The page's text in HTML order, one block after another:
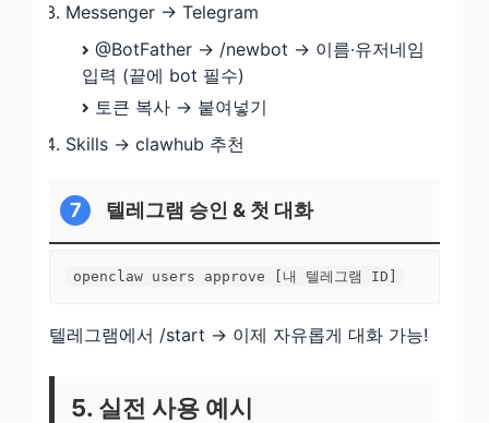
Messenger → Telegram
@BotFather → /newbot → 이름·유저네임
입력 (끝에 bot 필수)
토큰 복사 → 붙여넣기
Skills → clawhub 추천
7 텔레그램 승인 & 첫 대화
openclaw users approve [내 텔레그램 ID]
텔레그램에서 /start → 이제 자유롭게 대화 가능!
5. 실전 사용 예시